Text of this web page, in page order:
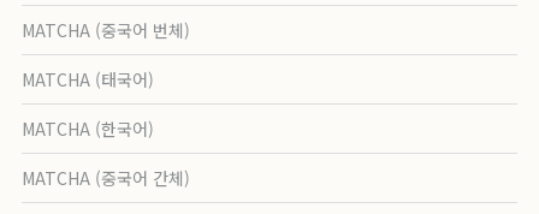
MATCHA (중국어 번체)
MATCHA (태국어)
MATCHA (한국어)
MATCHA (중국어 간체)